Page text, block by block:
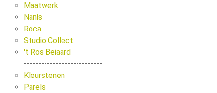
Maatwerk
Nanis
Roca
Studio Collect
't Ros Beiaard
---------------------------
Kleurstenen
Parels